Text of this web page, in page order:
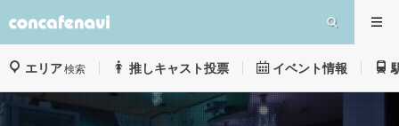
エリア検索 推しキャスト投票 イベント情報